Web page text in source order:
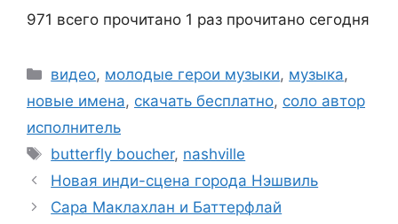
971 всего прочитано 1 раз прочитано сегодня
Рубрики
видео, молодые герои музыки, музыка,
новые имена, скачать бесплатно, соло автор
исполнитель
Метки
butterfly boucher, nashville
Новая инди-сцена города Нэшвиль
Сара Маклахлан и Баттерфлай